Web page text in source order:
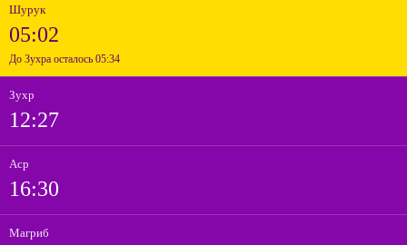
Шурук
05:02
До Зухра осталось 05:34
Зухр
12:27
Аср
16:30
Магриб